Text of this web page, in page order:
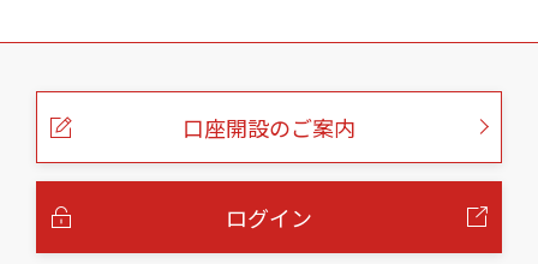
こ
口座開設のご案内
ログイン